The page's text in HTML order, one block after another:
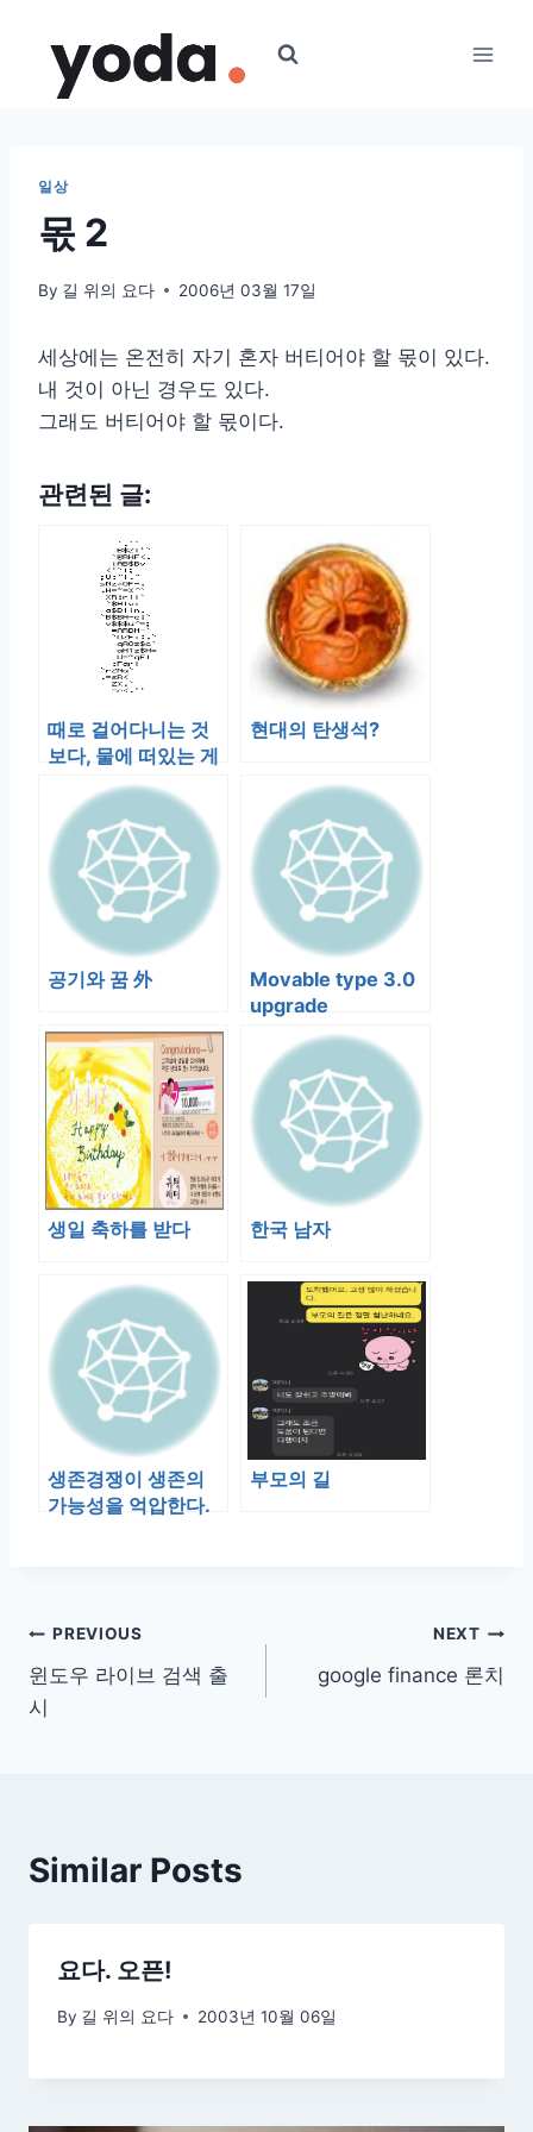
content
일상
몫 2
By 길 위의 요다 2006년 03월 17일
세상에는 온전히 자기 혼자 버티어야 할 몫이 있다.
내 것이 아닌 경우도 있다.
그래도 버티어야 할 몫이다.
관련된 글:
때로 걸어다니는 것
보다, 물에 떠있는 게
쉬울 때가 있다.
현대의 탄생석?
공기와 꿈 外
Movable type 3.0
upgrade
생일 축하를 받다 한국 남자
생존경쟁이 생존의
가능성을 억압한다.
부모의 길
글
탐
PREVIOUS
윈도우 라이브 검색 출
시
NEXT
google finance 론치
Similar Posts
요다. 오픈!
By 길 위의 요다 2003년 10월 06일